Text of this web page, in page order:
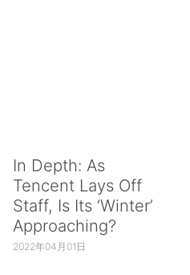
In Depth: As
Tencent Lays Off
Staff, Is Its ‘Winter’
Approaching?
2022年04月01日